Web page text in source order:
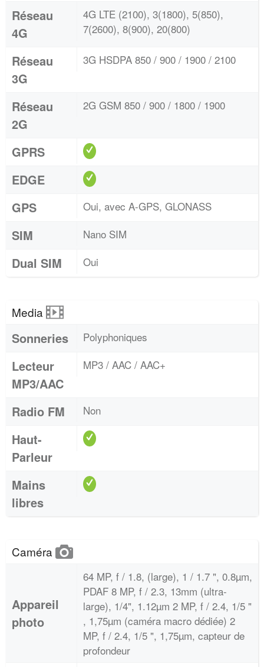
Réseau
4G
4G LTE (2100), 3(1800), 5(850),
7(2600), 8(900), 20(800)
Réseau
3G
3G HSDPA 850 / 900 / 1900 / 2100
Réseau
2G
2G GSM 850 / 900 / 1800 / 1900
GPRS
EDGE
GPS
Oui, avec A-GPS, GLONASS
SIM Nano SIM
Dual SIM Oui
Media
Sonneries Polyphoniques
Lecteur
MP3/AAC
MP3 / AAC / AAC+
Radio FM Non
Haut-
Parleur
Mains
libres
Caméra
Appareil
photo
64 MP, f / 1.8, (large), 1 / 1.7 ", 0.8µm,
PDAF 8 MP, f / 2.3, 13mm (ultra-
large), 1/4", 1.12µm 2 MP, f / 2.4, 1/5 "
, 1,75µm (caméra macro dédiée) 2
MP, f / 2.4, 1/5 ", 1,75µm, capteur de
profondeur